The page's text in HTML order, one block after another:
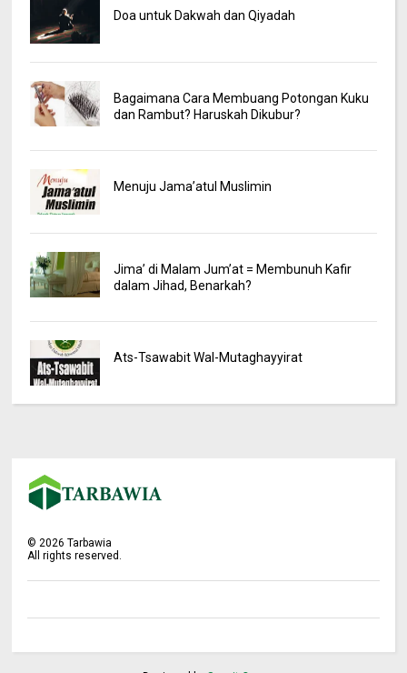
Doa untuk Dakwah dan Qiyadah
Bagaimana Cara Membuang Potongan Kuku
dan Rambut? Haruskah Dikubur?
Menuju Jama’atul Muslimin
Jima’ di Malam Jum’at = Membunuh Kafir
dalam Jihad, Benarkah?
Ats-Tsawabit Wal-Mutaghayyirat
©2026 Tarbawia
All rights reserved.